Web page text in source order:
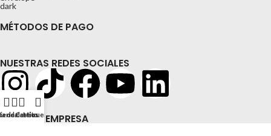
MÉTODOS DE PAGO
NUESTRAS REDES SOCIALES
NUESTRA EMPRESA
de deseos
Carrito
Mi cuenta